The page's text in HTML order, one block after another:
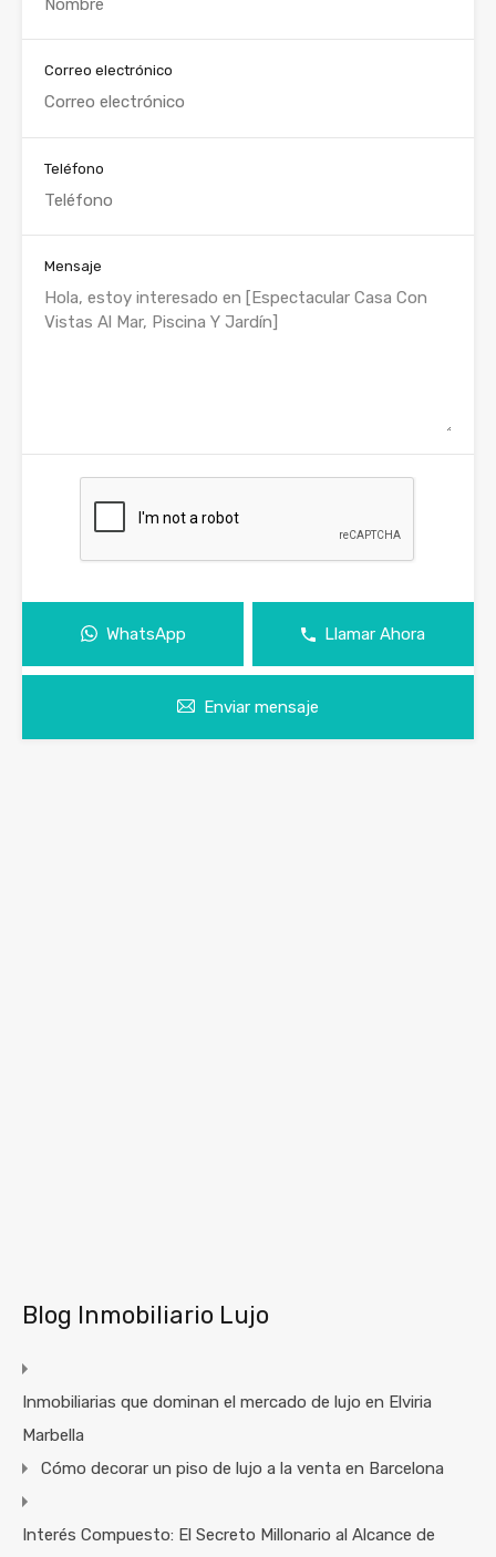
Correo electrónico
Teléfono
Mensaje
WhatsApp Llamar Ahora
Enviar mensaje
Blog Inmobiliario Lujo
Inmobiliarias que dominan el mercado de lujo en Elviria
Marbella
Cómo decorar un piso de lujo a la venta en Barcelona
Interés Compuesto: El Secreto Millonario al Alcance de